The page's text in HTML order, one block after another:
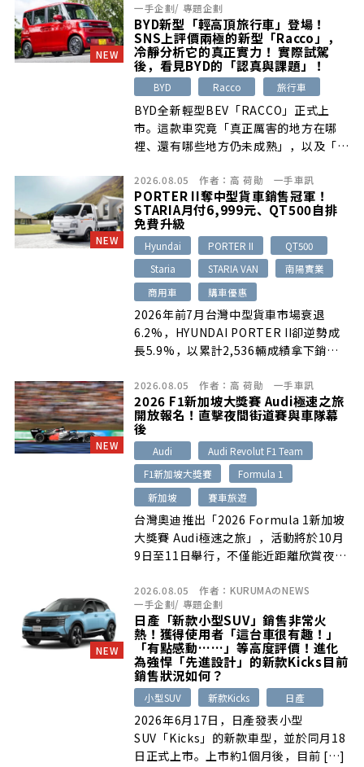
零利率、3年租賃方案，以及一年乙式全
險或原廠保養套裝等優惠。
NEW
一手企劃/ 專題企劃
BYD新型「輕高頂旅行車」登場！
SNS上評價兩極的新型「Racco」，
冷靜分析它的真正實力！ 實際試駕
後，看見BYD的「認真與課題」！
BYD Racco 旅行車
BYD全新輕型BEV「RACCO」正式上
市。這款車究竟「真正厲害的地方在哪
裡、還有哪些地方仍未成熟」，以及「B
NEW
2026.08.05 作者： 高 荷勛 一手車訊
PORTER II奪中型貨車銷售冠軍！
STARIA月付6,999元、QT500自排
免費升級
Hyundai PORTER II
QT500
Staria
STARIA VAN
南陽實業
商用車
購車優惠
2026年前7月台灣中型貨車市場衰退
6.2%，HYUNDAI PORTER II卻逆勢成
長5.9%，以累計2,536輛成績拿下銷售
方案，包括STARIA首年月付6,999元、
QT500自排升級免加價，以及PORTER
II購車金、配件與延長保固等優惠。
NEW
2026.08.05 作者： 高 荷勛 一手車訊
2026 F1新加坡大獎賽 Audi極速之旅
開放報名！直擊夜間街道賽與車隊幕
後
Audi
Audi Revolut F1 Team
F1新加坡大獎賽
Formula 1
新加坡
賽車旅遊
台灣奧迪推出「2026 Formula 1新加坡
大獎賽 Audi極速之旅」，活動將於10月
9日至11日舉行，不僅能近距離欣賞夜間
參與Audi車庫導覽及品牌專屬活動，9月
5日前報名匯款可享早鳥方案。
NEW
2026.08.05 作者： KURUMAのNEWS
一手企劃/ 專題企劃
日產「新款小型SUV」銷售非常火
熱！獲得使用者「這台車很有趣！」
「有點感動……」等高度評價！進化
為強悍「先進設計」的新款Kicks目前
銷售狀況如何？
小型SUV 新款Kicks 日產
2026年6月17日，日產發表小型
SUV「Kicks」的新款車型，並於同月18
日正式上市。上市約1個月後，目前 […]